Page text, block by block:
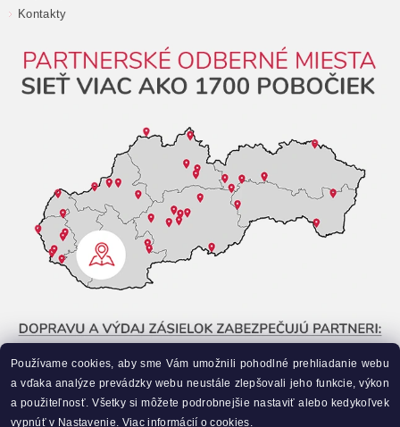
Kontakty
Používame cookies, aby sme Vám umožnili pohodlné prehliadanie webu
a vďaka analýze prevádzky webu neustále zlepšovali jeho funkcie, výkon
a použiteľnosť. Všetky si môžete podrobnejšie nastaviť alebo kedykoľvek
vypnúť v Nastavenie. Viac informácií o cookies.